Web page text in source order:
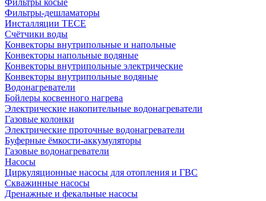
Фильтры косые
Фильтры-дешламаторы
Инсталляции TECE
Счётчики воды
Конвекторы внутрипольные и напольные
Конвекторы напольные водяные
Конвекторы внутрипольные электрические
Конвекторы внутрипольные водяные
Водонагреватели
Бойлеры косвенного нагрева
Электрические накопительные водонагреватели
Газовые колонки
Электрические проточные водонагреватели
Буферные ёмкости-аккумуляторы
Газовые водонагреватели
Насосы
Циркуляционные насосы для отопления и ГВС
Скважинные насосы
Дренажные и фекальные насосы